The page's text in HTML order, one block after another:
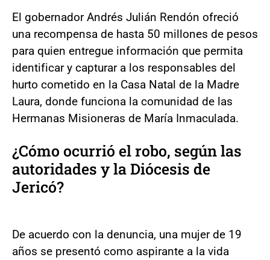
El gobernador Andrés Julián Rendón ofreció
una recompensa de hasta 50 millones de pesos
para quien entregue información que permita
identificar y capturar a los responsables del
hurto cometido en la Casa Natal de la Madre
Laura, donde funciona la comunidad de las
Hermanas Misioneras de María Inmaculada.
¿Cómo ocurrió el robo, según las
autoridades y la Diócesis de
Jericó?
De acuerdo con la denuncia, una mujer de 19
años se presentó como aspirante a la vida